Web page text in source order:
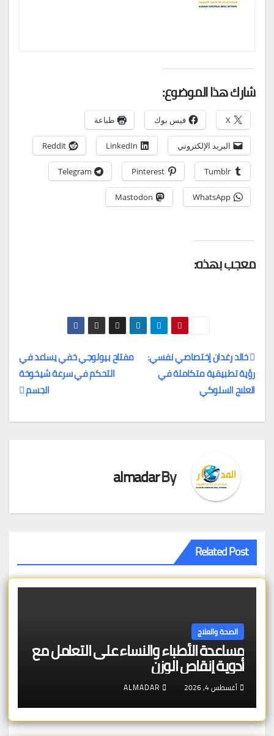
شارك هذا الموضوع:
X فيس بوك طباعة
البريد الإلكتروني LinkedIn
Reddit
Tumblr
Pinterest
Telegram
WhatsApp
Mastodon
معجب بهذه:
تصفّح
المقالات
مفتاح بيولوجي خفي يساعد في
التحكم في سرعة شيخوخة
الجسم
خالد رغدان إختصاصي نفسي:
رؤية تطبيقية متكاملة في
العلاج السلوكي
By
almadar
Related Post
الصحة والعلاج
مساعدة الأطباء والنساء على التعامل مع
أدوية إنقاص الوزن
أغسطس 4, 2026 ALMADAR